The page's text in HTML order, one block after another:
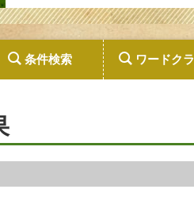
条件検索 ワードク